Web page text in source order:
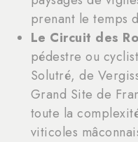
prenant le temps
Le Circuit des
pédestre ou
Solutré, de
Grand Site de
toute la
viticoles